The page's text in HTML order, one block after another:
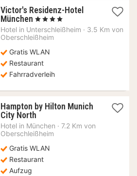
Victor's Residenz-Hotel
München 1
Nacht
ab
€
, 4 Sterne
Hotel in Unterschleißheim · 3.5 Km von
Oberschleißheim
Gratis WLAN
Restaurant
Fahrradverleih
Hampton by Hilton Munich
City North1
Nacht
ab
€
Hotel in München · 7.2 Km von
Oberschleißheim
Gratis WLAN
Restaurant
Aufzug